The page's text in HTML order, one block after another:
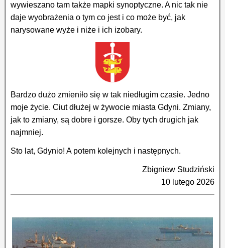
wywieszano tam także mapki synoptyczne. A nic tak nie
daje wyobrażenia o tym co jest i co może być, jak
narysowane wyże i niże i ich izobary.
Bardzo dużo zmieniło się w tak niedługim czasie. Jedno
moje życie. Ciut dłużej w żywocie miasta Gdyni. Zmiany,
jak to zmiany, są dobre i gorsze. Oby tych drugich jak
najmniej.
Sto lat, Gdynio! A potem kolejnych i następnych.
Zbigniew Studziński
10 lutego 2026